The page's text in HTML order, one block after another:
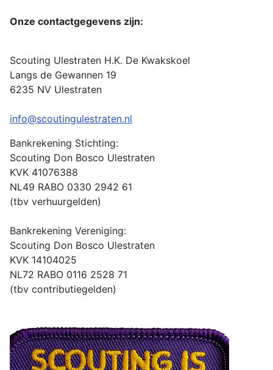
Onze contactgegevens zijn:
Scouting Ulestraten H.K. De Kwakskoel
Langs de Gewannen 19
6235 NV Ulestraten
info@scoutingulestraten.nl
Bankrekening Stichting:
Scouting Don Bosco Ulestraten
KVK 41076388
NL49 RABO 0330 2942 61
(tbv verhuurgelden)
Bankrekening Vereniging:
Scouting Don Bosco Ulestraten
KVK 14104025
NL72 RABO 0116 2528 71
(tbv contributiegelden)